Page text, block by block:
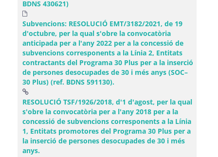
BDNS 430621)
Subvencions: RESOLUCIÓ EMT/3182/2021, de 19
d'octubre, per la qual s'obre la convocatòria
anticipada per a l'any 2022 per a la concessió de
subvencions corresponents a la Línia 2, Entitats
contractants del Programa 30 Plus per a la inserció
de persones desocupades de 30 i més anys (SOC–
30 Plus) (ref. BDNS 591130).
RESOLUCIÓ TSF/1926/2018, d'1 d'agost, per la qual
s'obre la convocatòria per a l'any 2018 per a la
concessió de subvencions corresponents a la Línia
1, Entitats promotores del Programa 30 Plus per a
la inserció de persones desocupades de 30 i més
anys.(Obre una finestra nova)